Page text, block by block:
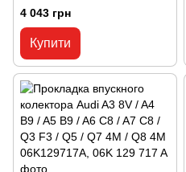
/ Q3 F3 / Q5 B9 06K115243N,
06K 115 243 N
4 043 грн
Купити